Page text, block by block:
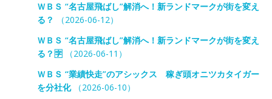
ＷＢＳ “名古屋飛ばし”解消へ！新ランドマークが街を変え
る？
（2026-06-12）
ＷＢＳ “名古屋飛ばし”解消へ！新ランドマークが街を変え
る？🈑（2026-06-11）
ＷＢＳ “業績快走”のアシックス 稼ぎ頭オニツカタイガー
を分社化（2026-06-10）